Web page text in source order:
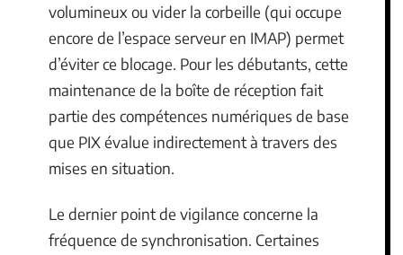
volumineux ou vider la corbeille (qui occupe
encore de l’espace serveur en IMAP) permet
d’éviter ce blocage. Pour les débutants, cette
maintenance de la boîte de réception fait
partie des compétences numériques de base
que PIX évalue indirectement à travers des
mises en situation.
Le dernier point de vigilance concerne la
fréquence de synchronisation. Certaines